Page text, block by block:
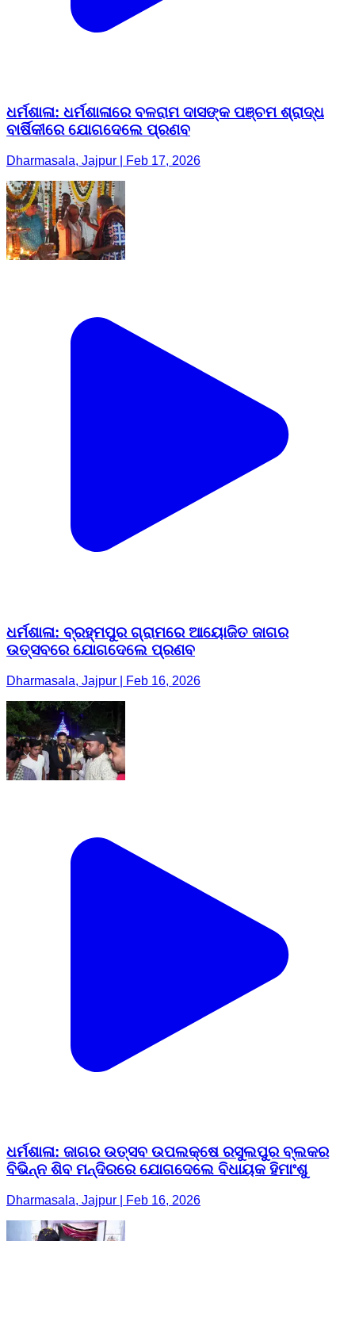
ଧର୍ମଶାଳା: ଧର୍ମଶାଳାରେ ବଳରାମ ଦାସଙ୍କ ପଞ୍ଚମ ଶ୍ରାଦ୍ଧ
ବାର୍ଷିକୀରେ ଯୋଗଦେଲେ ପ୍ରଣବ
Dharmasala, Jajpur | Feb 17, 2026
ଧର୍ମଶାଳା: ବ୍ରହ୍ମପୁର ଗ୍ରାମରେ ଆୟୋଜିତ ଜାଗର
ଉତ୍ସବରେ ଯୋଗଦେଲେ ପ୍ରଣବ
Dharmasala, Jajpur | Feb 16, 2026
ଧର୍ମଶାଳା: ଜାଗର ଉତ୍ସବ ଉପଲକ୍ଷେ ରସୁଲପୁର ବ୍ଲକର
ବିଭିନ୍ନ ଶିବ ମନ୍ଦିରରେ ଯୋଗଦେଲେ ବିଧାୟକ ହିମାଂଶୁ
Dharmasala, Jajpur | Feb 16, 2026